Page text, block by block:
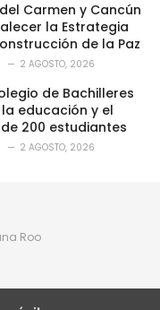
Carmen y Cancún
la Estrategia
de la Paz
2 AGOSTO, 2026
de Bachilleres
educación y el
200 estudiantes
2 AGOSTO, 2026
Roo